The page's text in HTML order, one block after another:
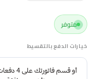
متوفر
خيارات الدفع بالتقسيط